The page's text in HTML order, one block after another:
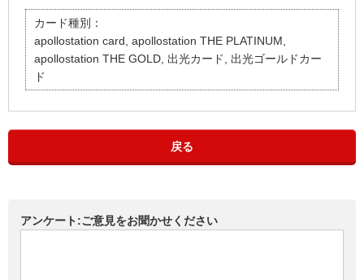
カード種別：
apollostation card, apollostation THE PLATINUM,
apollostation THE GOLD, 出光カード, 出光ゴールドカー
ド
戻る
アンケート:ご意見をお聞かせください